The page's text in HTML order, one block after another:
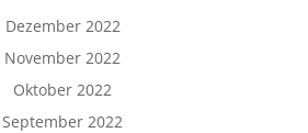
Dezember 2022
November 2022
Oktober 2022
September 2022